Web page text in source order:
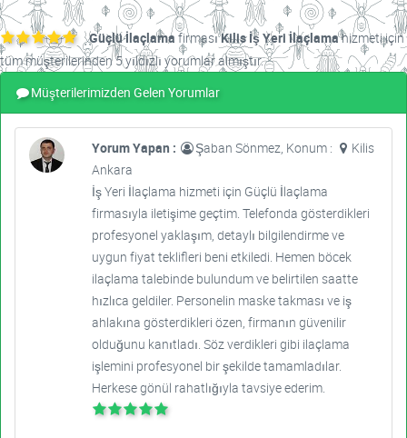
Güçlü İlaçlama firmasıKilis İş Yeri İlaçlamahizmeti için
tüm müşterilerinden 5 yıldızlı yorumlar almıştır.
Müşterilerimizden Gelen Yorumlar
Yorum Yapan : Şaban Sönmez, Konum :
Kilis
Ankara
İş Yeri İlaçlama hizmeti için Güçlü İlaçlama
firmasıyla iletişime geçtim. Telefonda gösterdikleri
profesyonel yaklaşım, detaylı bilgilendirme ve
uygun fiyat teklifleri beni etkiledi. Hemen böcek
ilaçlama talebinde bulundum ve belirtilen saatte
hızlıca geldiler. Personelin maske takması ve iş
ahlakına gösterdikleri özen, firmanın güvenilir
olduğunu kanıtladı. Söz verdikleri gibi ilaçlama
işlemini profesyonel bir şekilde tamamladılar.
Herkese gönül rahatlığıyla tavsiye ederim.